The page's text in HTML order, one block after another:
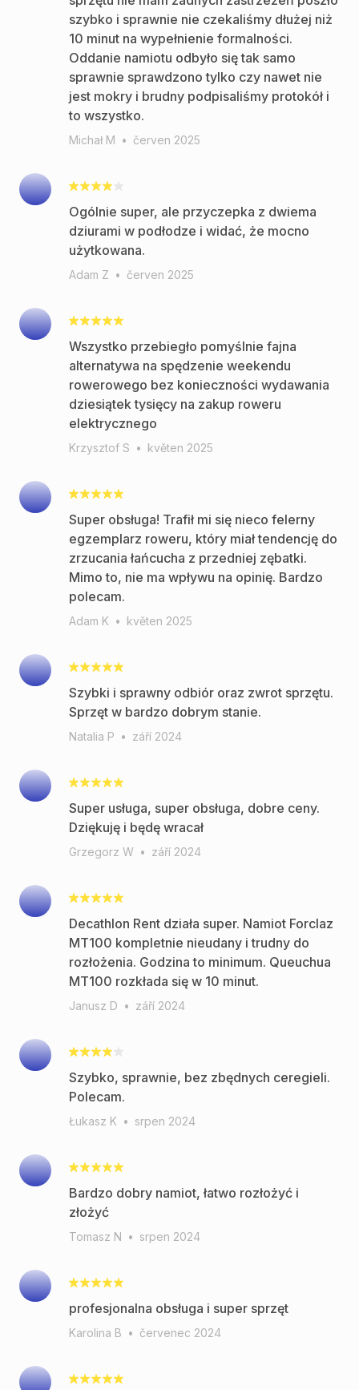
szybko i sprawnie nie czekaliśmy dłużej niż
10 minut na wypełnienie formalności.
Oddanie namiotu odbyło się tak samo
sprawnie sprawdzono tylko czy nawet nie
jest mokry i brudny podpisaliśmy protokół i
to wszystko.
Michał M • červen 2025
Ogólnie super, ale przyczepka z dwiema
dziurami w podłodze i widać, że mocno
użytkowana.
Adam Z • červen 2025
Wszystko przebiegło pomyślnie fajna
alternatywa na spędzenie weekendu
rowerowego bez konieczności wydawania
dziesiątek tysięcy na zakup roweru
elektrycznego
Krzysztof S • květen 2025
Super obsługa! Trafił mi się nieco felerny
egzemplarz roweru, który miał tendencję do
zrzucania łańcucha z przedniej zębatki.
Mimo to, nie ma wpływu na opinię. Bardzo
polecam.
Adam K • květen 2025
Szybki i sprawny odbiór oraz zwrot sprzętu.
Sprzęt w bardzo dobrym stanie.
Natalia P • září 2024
Super usługa, super obsługa, dobre ceny.
Dziękuję i będę wracał
Grzegorz W • září 2024
Decathlon Rent działa super. Namiot Forclaz
MT100 kompletnie nieudany i trudny do
rozłożenia. Godzina to minimum. Queuchua
MT100 rozkłada się w 10 minut.
Janusz D • září 2024
Szybko, sprawnie, bez zbędnych ceregieli.
Polecam.
Łukasz K • srpen 2024
Bardzo dobry namiot, łatwo rozłożyć i
złożyć
Tomasz N • srpen 2024
profesjonalna obsługa i super sprzęt
Karolina B • červenec 2024